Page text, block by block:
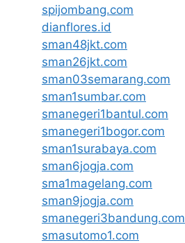
spijombang.com
dianflores.id
sman48jkt.com
sman26jkt.com
sman03semarang.com
sman1sumbar.com
smanegeri1bantul.com
smanegeri1bogor.com
sman1surabaya.com
sman6jogja.com
sma1magelang.com
sman9jogja.com
smanegeri3bandung.com
smasutomo1.com